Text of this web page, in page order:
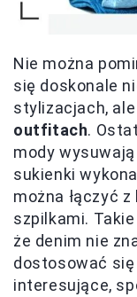
Nie można
się doskonale
stylizacjach,
outfitach.
mody
sukienki
można łączyć
szpilkami.
że denim nie
dostosować się
interesujące,